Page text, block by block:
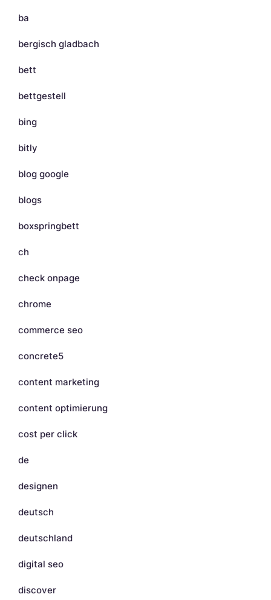
ba
bergisch gladbach
bett
bettgestell
bing
bitly
blog google
blogs
boxspringbett
ch
check onpage
chrome
commerce seo
concrete5
content marketing
content optimierung
cost per click
de
designen
deutsch
deutschland
digital seo
discover